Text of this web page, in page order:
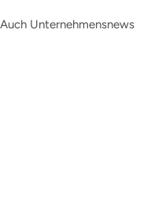
Unternehmensnews